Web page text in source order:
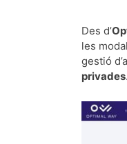
Des d’
les
gestió
privades.